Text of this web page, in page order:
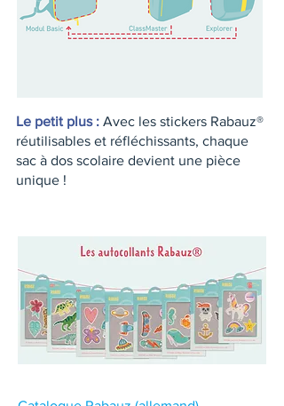
Le petit plus : Avec les stickers Rabauz®
réutilisables et réfléchissants, chaque
sac à dos scolaire devient une pièce
unique !